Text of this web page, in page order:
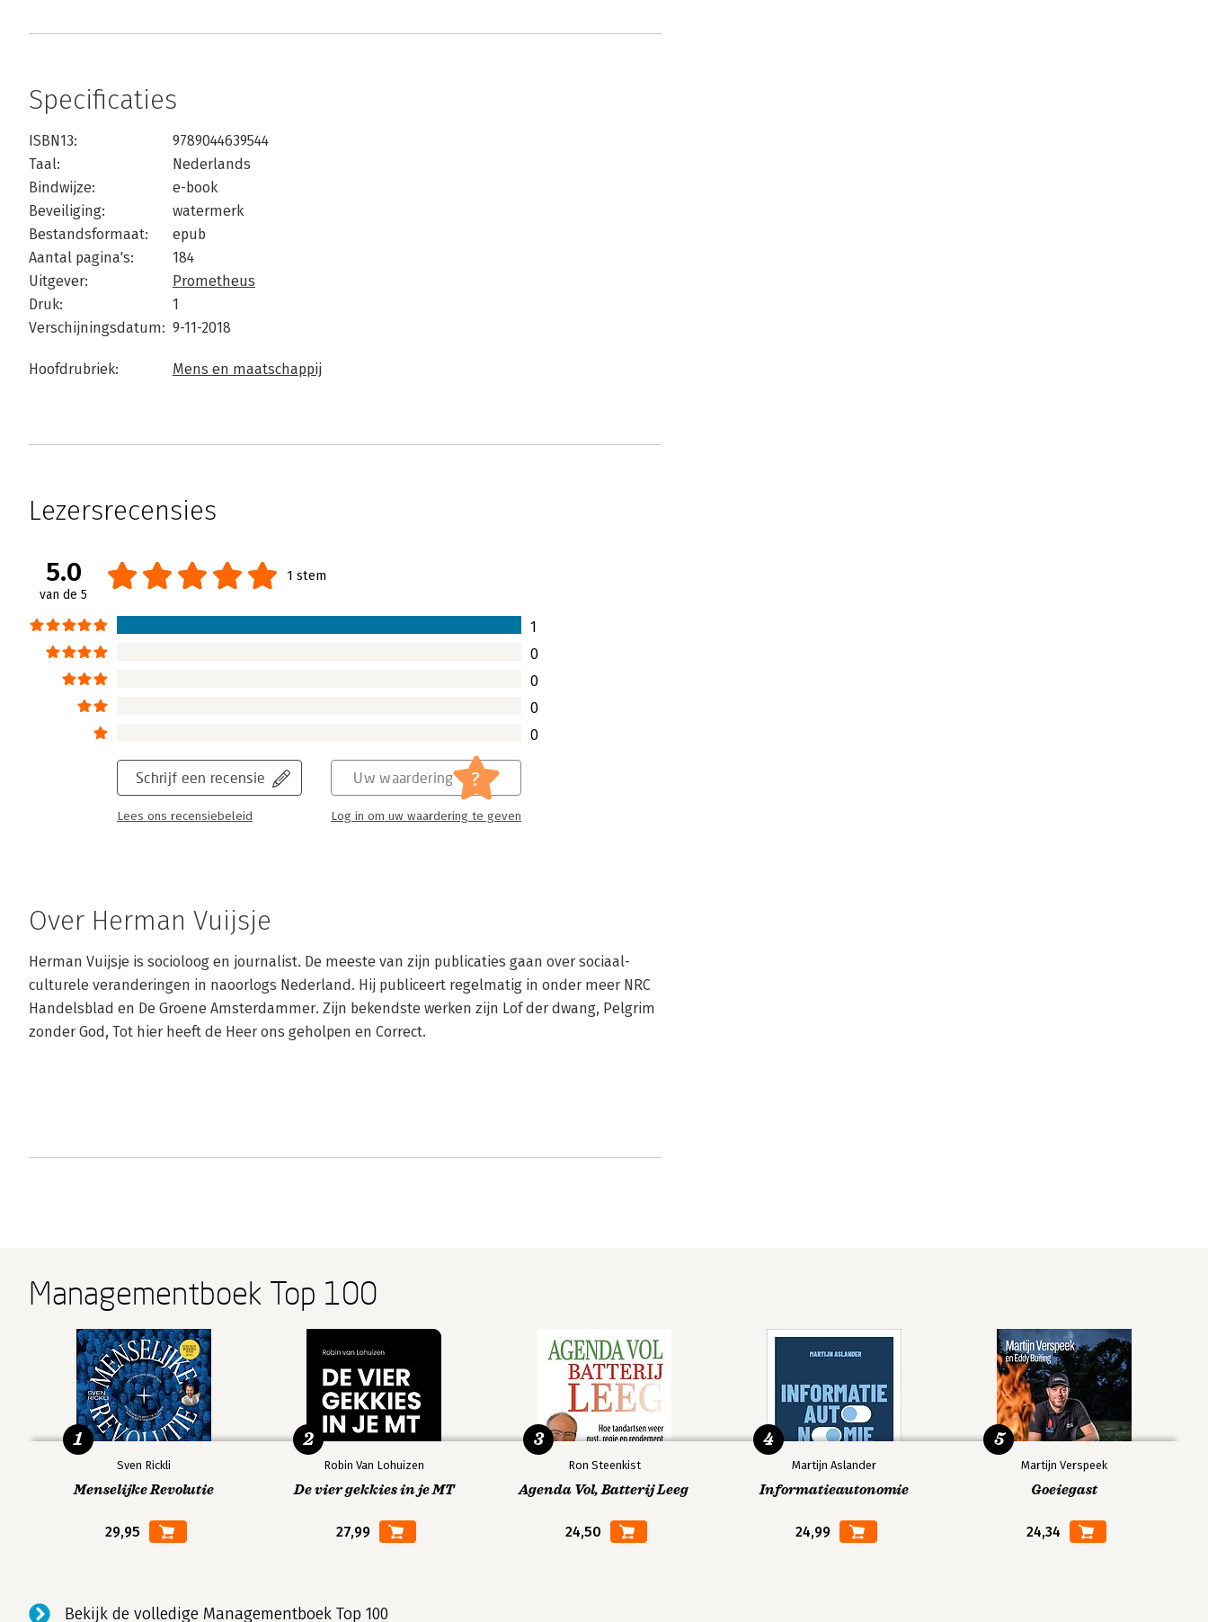
Specificaties
ISBN13:
9789044639544
Taal:
Nederlands
Bindwijze:
e-book
Beveiliging:
watermerk
Bestandsformaat:
epub
Aantal pagina's:
184
Uitgever:
Prometheus
Druk:
1
Verschijningsdatum: 9-11-2018
Hoofdrubriek: Mens en maatschappij
Lezersrecensies
5.0
van de 5
1 stem
1
0
0
0
0
Schrijf een recensie
Lees ons recensiebeleid
Uw waardering ?
Log in om uw waardering te geven
Over Herman Vuijsje
Herman Vuijsje is socioloog en journalist. De meeste van zijn publicaties gaan over sociaal-
culturele veranderingen in naoorlogs Nederland. Hij publiceert regelmatig in onder meer NRC
Handelsblad en De Groene Amsterdammer. Zijn bekendste werken zijn Lof der dwang, Pelgrim
zonder God, Tot hier heeft de Heer ons geholpen en Correct.
Managementboek Top 100
Sven Rickli
Menselijke Revolutie
29,95
1
Robin Van Lohuizen
De vier gekkies in je MT
27,99
2
Ron Steenkist
Agenda Vol, Batterij Leeg
24,50
3
Martijn Aslander
Informatieautonomie
24,99
4
Martijn Verspeek
Goeiegast
24,34
5
Bekijk de volledige Managementboek Top 100